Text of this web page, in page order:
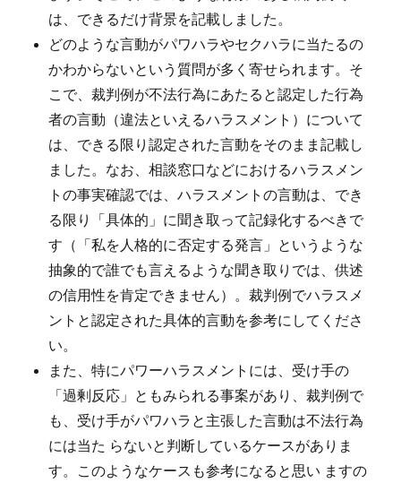
は、できるだけ背景を記載しました。
どのような言動がパワハラやセクハラに当たるの
かわからないという質問が多く寄せられます。そ
こで、裁判例が不法行為にあたると認定した行為
者の言動（違法といえるハラスメント）について
は、できる限り認定された言動をそのまま記載し
ました。なお、相談窓口などにおけるハラスメン
トの事実確認では、ハラスメントの言動は、でき
る限り「具体的」に聞き取って記録化するべきで
す（「私を人格的に否定する発言」というような
抽象的で誰でも言えるような聞き取りでは、供述
の信用性を肯定できません）。裁判例でハラスメ
ントと認定された具体的言動を参考にしてくださ
い。
また、特にパワーハラスメントには、受け手の
「過剰反応」ともみられる事案があり、裁判例で
も、受け手がパワハラと主張した言動は不法行為
には当た らないと判断しているケースがありま
す。このようなケースも参考になると思い ますの